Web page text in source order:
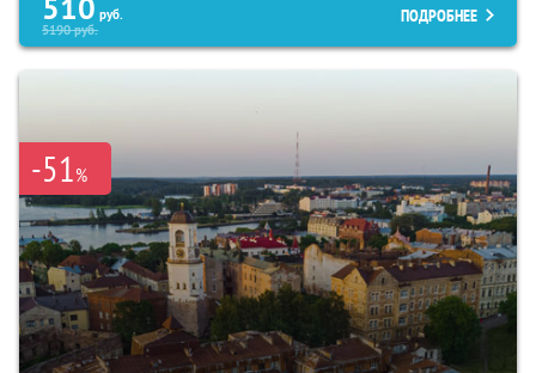
510 руб.
5190руб.
ПОДРОБНЕЕ
-51%